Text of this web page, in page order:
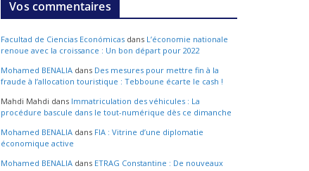
Vos commentaires
Facultad de Ciencias Económicas dans L’économie nationale
renoue avec la croissance : Un bon départ pour 2022
Mohamed BENALIA dans Des mesures pour mettre fin à la
fraude à l’allocation touristique : Tebboune écarte le cash !
Mahdi Mahdi dans Immatriculation des véhicules : La
procédure bascule dans le tout-numérique dès ce dimanche
Mohamed BENALIA dans FIA : Vitrine d’une diplomatie
économique active
Mohamed BENALIA dans ETRAG Constantine : De nouveaux